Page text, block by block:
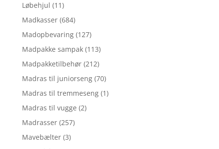
Løbehjul (11)
Madkasser (684)
Madopbevaring (127)
Madpakke sampak (113)
Madpakketilbehør (212)
Madras til juniorseng (70)
Madras til tremmeseng (1)
Madras til vugge (2)
Madrasser (257)
Mavebælter (3)